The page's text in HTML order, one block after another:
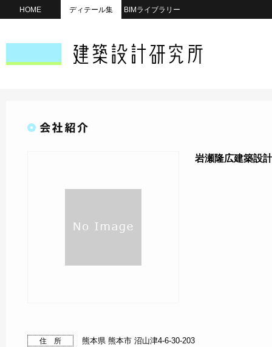
HOME ディテール集 BIMライブラリー
岩瀬隆広建築設計
住 所 熊本県 熊本市 沼山津4-6-30-203